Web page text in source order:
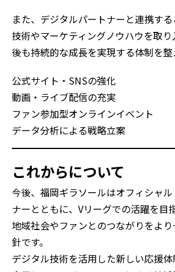
また、デジタルパートナーと連携す
技術やマーケティングノウハウを取
後も持続的な成長を実現する体制を整
公式サイト・SNSの強化
動画・ライブ配信の充実
ファン参加型オンラインイベント
データ分析による戦略立案
これからについて
今後、福岡ギラソールはオフィシャ
ナーとともに、Vリーグでの活躍を目
地域社会やファンとのつながりをよ
針です。
デジタル技術を活用した新しい応援